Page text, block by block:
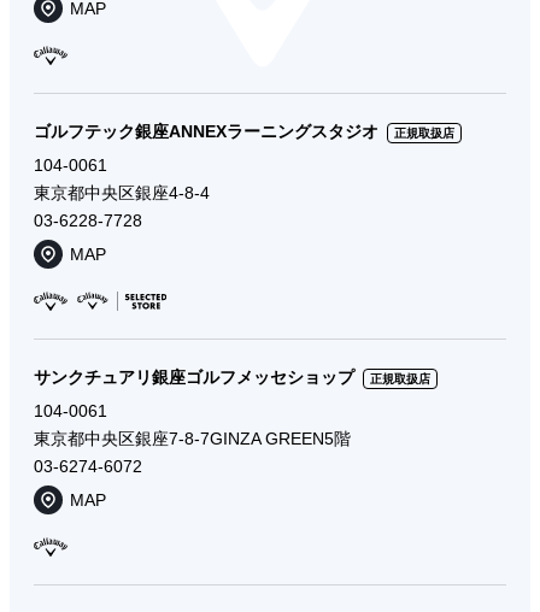
MAP
ゴルフテック銀座ANNEXラーニングスタジオ 正規取扱店
104-0061
東京都中央区銀座4-8-4
03-6228-7728
MAP
サンクチュアリ銀座ゴルフメッセショップ 正規取扱店
104-0061
東京都中央区銀座7-8-7GINZA GREEN5階
03-6274-6072
MAP